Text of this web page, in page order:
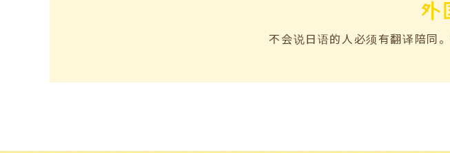
外
不会说日语的人必须有翻译陪同